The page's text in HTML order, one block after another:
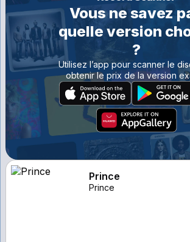
Vous ne savez
quelle version
?
Utilisez l’app pour scanner le
obtenir le prix de la version
Prince
Prince